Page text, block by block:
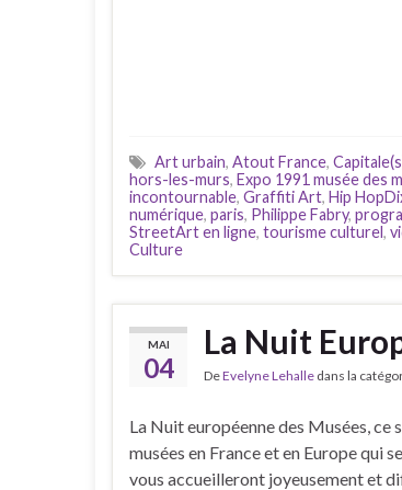
Art urbain, Atout France,
hors-les-murs, Expo 1991 musée des
incontournable, Graffiti Art, Hip
numérique, paris, Philippe Fabry,
StreetArt en ligne, tourisme culturel,
Culture
MAI
04
La Nuit
DeEvelyne Lehalle dans la
La Nuit européenne des Musées, ce
musées en France et en Europe qui
vous accueilleront joyeusement et